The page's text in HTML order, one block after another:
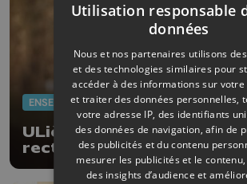
ENSEIGNEMENT
ULiège : Anne-Sophie
rectrice avec 77,17% des
Utilisation responsable
données
Nous et nos partenaires utilisons
et des technologies similaires pour
accéder à des informations sur votre
et traiter des données personnelles,
votre adresse IP, des identifiants
des données de navigation, afin de
des publicités et du contenu
mesurer les publicités et le
des insights d’audience et